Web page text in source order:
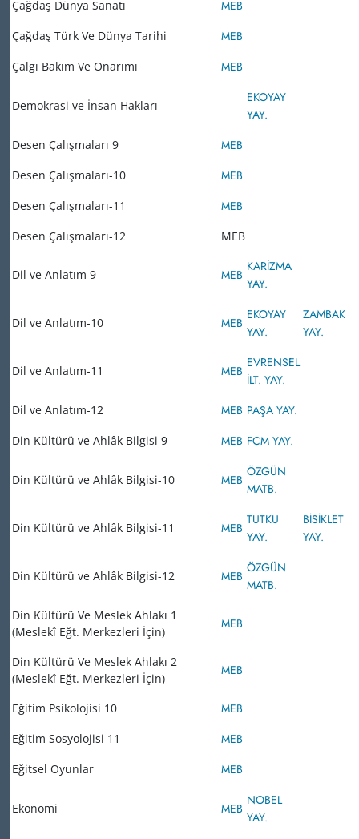
Çağdaş Dünya Sanatı MEB
Çağdaş Türk Ve Dünya Tarihi MEB
Çalgı Bakım Ve Onarımı MEB
Demokrasi ve İnsan Hakları
EKOYAY
YAY.
Desen Çalışmaları 9 MEB
Desen Çalışmaları-10 MEB
Desen Çalışmaları-11 MEB
Desen Çalışmaları-12 MEB
Dil ve Anlatım 9 MEB
KARİZMA
YAY.
Dil ve Anlatım-10 MEB
EKOYAY
YAY.
ZAMBAK
YAY.
Dil ve Anlatım-11 MEB
EVRENSEL
İLT. YAY.
Dil ve Anlatım-12 MEB PAŞA YAY.
Din Kültürü ve Ahlâk Bilgisi 9 MEB FCM YAY.
Din Kültürü ve Ahlâk Bilgisi-10 MEB
ÖZGÜN
MATB.
Din Kültürü ve Ahlâk Bilgisi-11 MEB
TUTKU
YAY.
BİSİKLET
YAY.
Din Kültürü ve Ahlâk Bilgisi-12 MEB
ÖZGÜN
MATB.
Din Kültürü Ve Meslek Ahlakı 1
(Meslekî Eğt. Merkezleri İçin)
MEB
Din Kültürü Ve Meslek Ahlakı 2
(Meslekî Eğt. Merkezleri İçin)
MEB
Eğitim Psikolojisi 10 MEB
Eğitim Sosyolojisi 11 MEB
Eğitsel Oyunlar MEB
Ekonomi MEB
NOBEL
YAY.